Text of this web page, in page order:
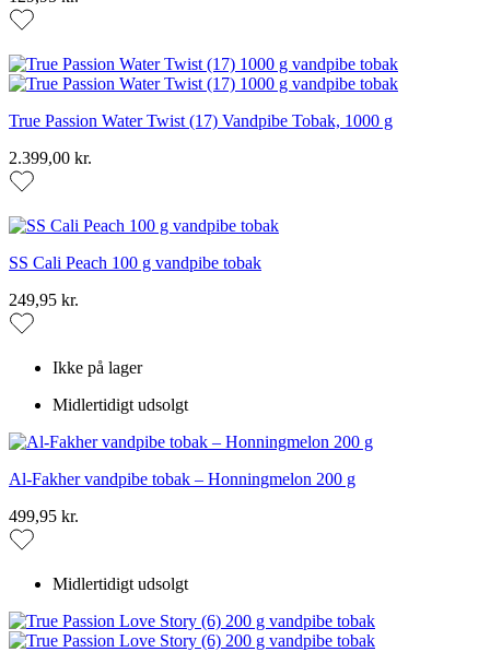
True Passion Water Twist (17) Vandpibe Tobak, 1000 g
2.399,00 kr.
SS Cali Peach 100 g vandpibe tobak
249,95 kr.
Ikke på lager
Midlertidigt udsolgt
Al-Fakher vandpibe tobak – Honningmelon 200 g
499,95 kr.
Midlertidigt udsolgt